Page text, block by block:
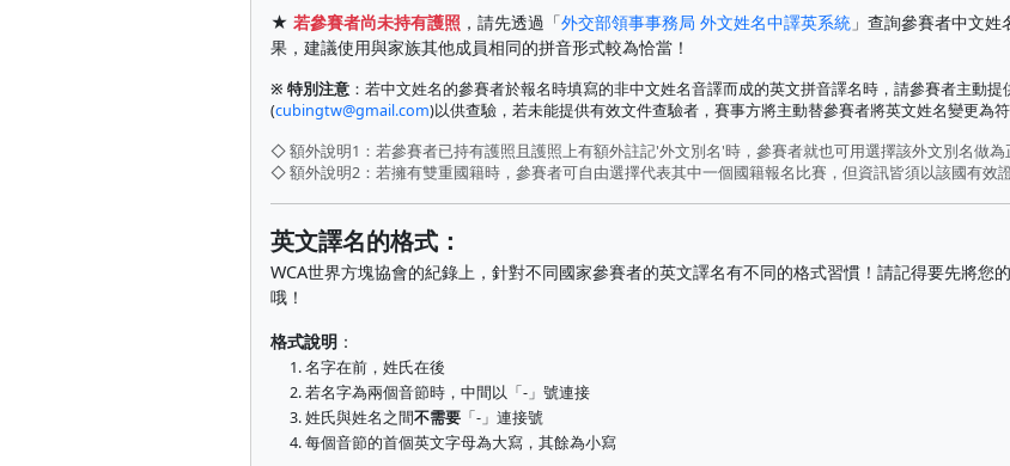
★ 若參賽者尚未持有護照 ，請先透過「外交部領事事務局 外文姓名中譯英系統 」查詢參賽者中文
果，建議使用與家族其他成員相同的拼音形式較為恰當！
※ 特別注意 ：若中文姓名的參賽者於報名時填寫的非中文姓名音譯而成的英文拼音譯名時，請參賽者主動
(cubingtw@gmail.com)以供查驗，若未能提供有效文件查驗者，賽事方將主動替參賽者將英文姓名變更為符
◇ 額外說明1：若參賽者已持有護照且護照上有額外註記'外文別名'時，參賽者就也可用選擇該外文別名做為
◇ 額外說明2：若擁有雙重國籍時，參賽者可自由選擇代表其中一個國籍報名比賽，但資訊皆須以該國有效
英文譯名的格式：
WCA世界方塊協會的紀錄上，針對不同國家參賽者的英文譯名有不同的格式習慣！請記得要先將您
哦！
格式說明 ：
1. 名字在前，姓氏在後
2. 若名字為兩個音節時，中間以「-」號連接
3. 姓氏與姓名之間不需要 「-」連接號
4. 每個音節的首個英文字母為大寫，其餘為小寫